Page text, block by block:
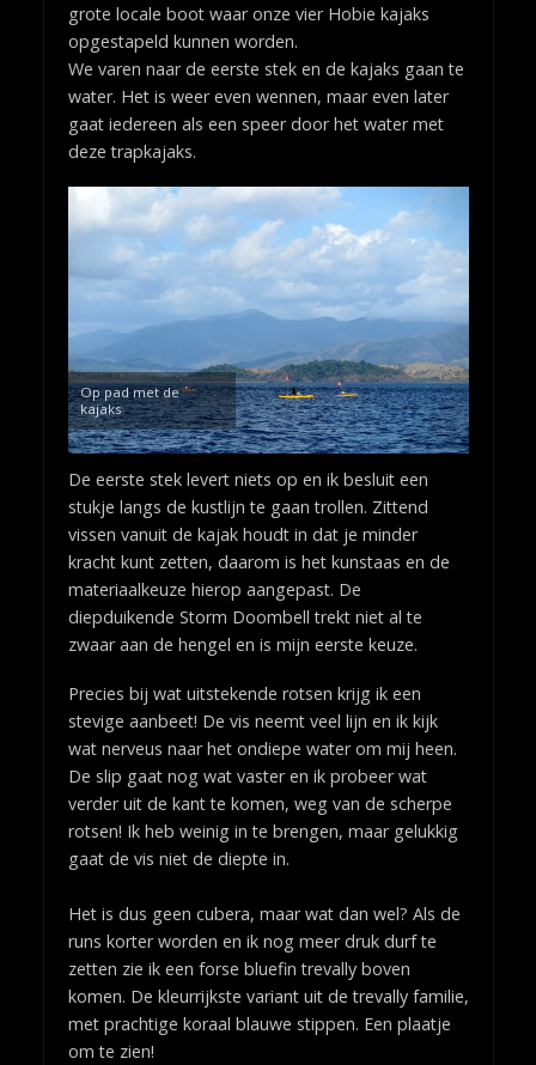
grote locale boot waar onze vier Hobie kajaks
opgestapeld kunnen worden.
We varen naar de eerste stek en de kajaks gaan te
water. Het is weer even wennen, maar even later
gaat iedereen als een speer door het water met
deze trapkajaks.
Op pad met de
kajaks
De eerste stek levert niets op en ik besluit een
stukje langs de kustlijn te gaan trollen. Zittend
vissen vanuit de kajak houdt in dat je minder
kracht kunt zetten, daarom is het kunstaas en de
materiaalkeuze hierop aangepast. De
diepduikende Storm Doombell trekt niet al te
zwaar aan de hengel en is mijn eerste keuze.
Precies bij wat uitstekende rotsen krijg ik een
stevige aanbeet! De vis neemt veel lijn en ik kijk
wat nerveus naar het ondiepe water om mij heen.
De slip gaat nog wat vaster en ik probeer wat
verder uit de kant te komen, weg van de scherpe
rotsen! Ik heb weinig in te brengen, maar gelukkig
gaat de vis niet de diepte in.
Het is dus geen cubera, maar wat dan wel? Als de
runs korter worden en ik nog meer druk durf te
zetten zie ik een forse bluefin trevally boven
komen. De kleurrijkste variant uit de trevally familie,
met prachtige koraal blauwe stippen. Een plaatje
om te zien!